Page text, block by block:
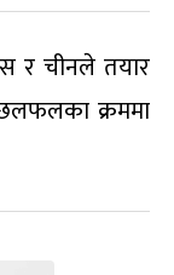
र चीनले तयार
क्रममा